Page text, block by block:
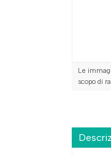
Le
scopo di